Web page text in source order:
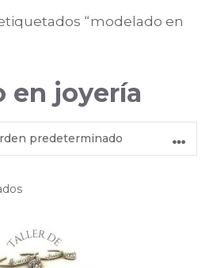
“modelado en
en joyería